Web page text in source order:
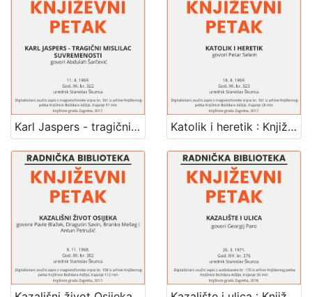
Karl Jaspers - tragični mislilac suvremenosti : Književni petak, 11. 4. 1969. / govori Abdulah Šarčević ; urednik Stanislav Škunca Katolik i heretik : Književni petak, 18. 4. 1969. / govori Petar Selem ; sudjeluju Božidar Boban, Ljubica Jović i Rade Šerbedžija ; urednik Stanislav Škunca